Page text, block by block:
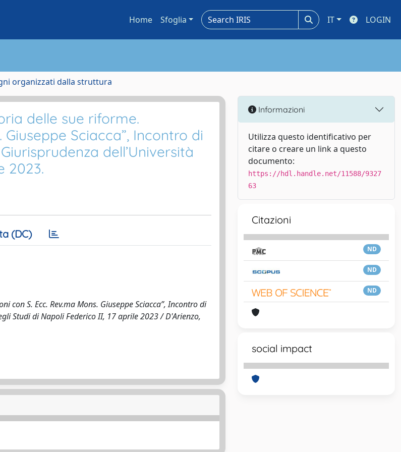
Home Sfoglia IT LOGIN
organizzati dalla struttura
delle sue riforme.
Sciacca”, Incontro di
dell’Università
2023.
(DC)
con S. Ecc. Rev.ma Mons. Giuseppe Sciacca”, Incontro di
Studi di Napoli Federico II, 17 aprile 2023 / D'Arienzo,
Informazioni
Utilizza questo identificativo per
citare o creare un link a questo
documento:
https://hdl.handle.net/11588/9327
63
Citazioni
ND
ND
ND
social impact